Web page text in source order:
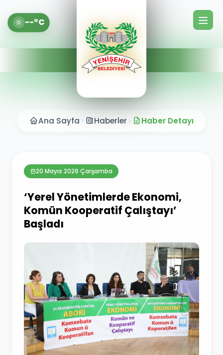
--°C
Ana Sayfa Haberler Haber Detayı
20 Mayıs 2026 Çarşamba
‘Yerel Yönetimlerde Ekonomi,
Komün Kooperatif Çalıştayı’
Başladı